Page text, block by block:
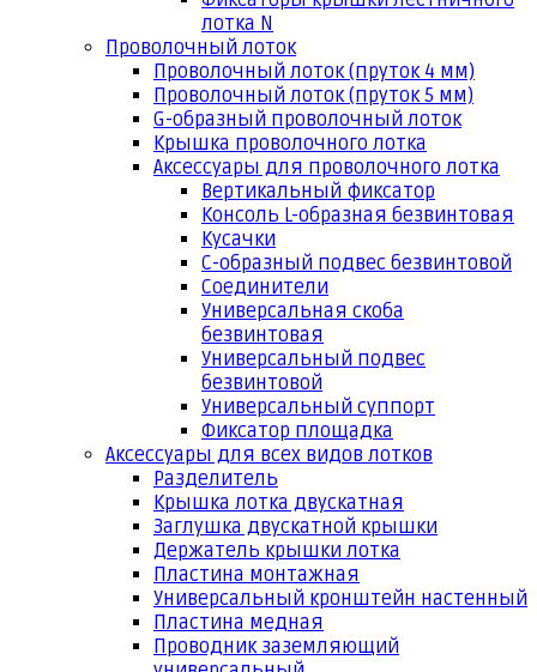
лотка N
Проволочный лоток
Проволочный лоток (пруток 4 мм)
Проволочный лоток (пруток 5 мм)
G-образный проволочный лоток
Крышка проволочного лотка
Аксессуары для проволочного лотка
Вертикальный фиксатор
Консоль L-образная безвинтовая
Кусачки
С-образный подвес безвинтовой
Соединители
Универсальная скоба
безвинтовая
Универсальный подвес
безвинтовой
Универсальный суппорт
Фиксатор площадка
Аксессуары для всех видов лотков
Разделитель
Крышка лотка двускатная
Заглушка двускатной крышки
Держатель крышки лотка
Пластина монтажная
Универсальный кронштейн настенный
Пластина медная
Проводник заземляющий